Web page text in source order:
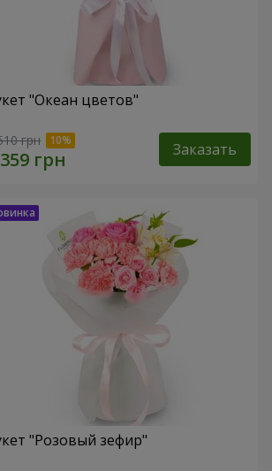
"Океан цветов"
грн Заказать
"Розовый зефир"